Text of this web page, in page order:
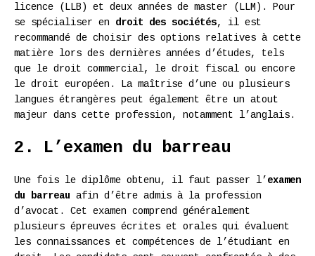
licence (LLB) et deux années de master (LLM). Pour
se spécialiser en droit des sociétés, il est
recommandé de choisir des options relatives à cette
matière lors des dernières années d’études, tels
que le droit commercial, le droit fiscal ou encore
le droit européen. La maîtrise d’une ou plusieurs
langues étrangères peut également être un atout
majeur dans cette profession, notamment l’anglais.
2. L’examen du barreau
Une fois le diplôme obtenu, il faut passer l’ examen
du barreau afin d’être admis à la profession
d’avocat. Cet examen comprend généralement
plusieurs épreuves écrites et orales qui évaluent
les connaissances et compétences de l’étudiant en